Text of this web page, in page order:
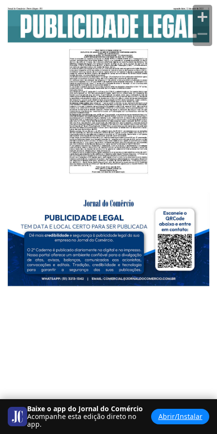
Baixe o app do Jornal do Comércio
Acompanhe esta edição direto no
app.
Abrir/Instalar